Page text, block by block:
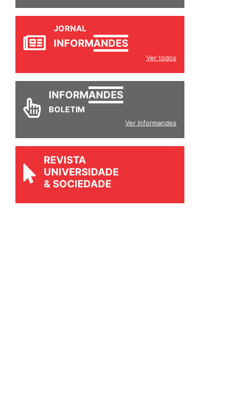
JORNAL
INFORMANDES
Ver todos
INFORMANDES
BOLETIM
Ver Informandes
REVISTA
UNIVERSIDADE
& SOCIEDADE